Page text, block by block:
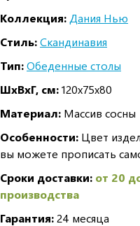
Коллекция: Дания Нью
Стиль:Скандинавия
Тип:Обеденные столы
ШxВxГ, см:120x75x80
Материал: Массив сосны
Особенности: Цвет
вы можете прописать
Сроки доставки: от 20
производства
Гарантия:24 месяца